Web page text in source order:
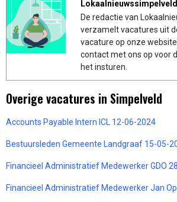
De redactie van
verzamelt vacatures uit
vacature op onze
contact met ons op voor
het insturen.
Overige vacatures in Simpelveld
Accounts Payable Intern ICL 12-06-2024
Bestuursleden Gemeente Landgraaf 15-05-
Financieel Administratief Medewerker GDO
Financieel Administratief Medewerker Jan